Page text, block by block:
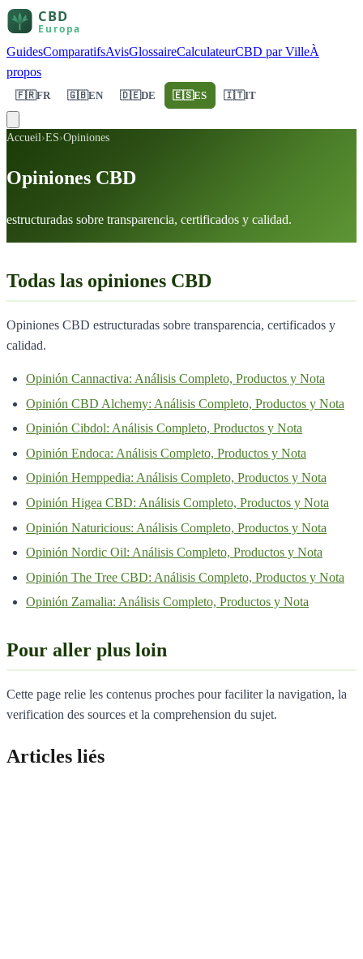
GuidesComparatifsAvisGlossaireCalculateurCBD par VilleÀ
propos
🇫🇷FR 🇬🇧EN 🇩🇪DE 🇪🇸ES 🇮🇹IT
Accueil›ES›Opiniones
Opiniones CBD
estructuradas sobre transparencia, certificados y calidad.
Todas las opiniones CBD
Opiniones CBD estructuradas sobre transparencia, certificados y
calidad.
Opinión Cannactiva: Análisis Completo, Productos y Nota
Opinión CBD Alchemy: Análisis Completo, Productos y Nota
Opinión Cibdol: Análisis Completo, Productos y Nota
Opinión Endoca: Análisis Completo, Productos y Nota
Opinión Hemppedia: Análisis Completo, Productos y Nota
Opinión Higea CBD: Análisis Completo, Productos y Nota
Opinión Naturicious: Análisis Completo, Productos y Nota
Opinión Nordic Oil: Análisis Completo, Productos y Nota
Opinión The Tree CBD: Análisis Completo, Productos y Nota
Opinión Zamalia: Análisis Completo, Productos y Nota
Pour aller plus loin
Cette page relie les contenus proches pour faciliter la navigation, la
verification des sources et la comprehension du sujet.
Articles liés